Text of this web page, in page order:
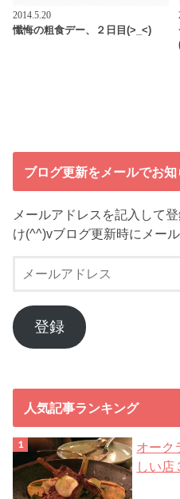
2014.5.20
懺悔の粗食デー、２日目(>_<)
ブログ更新をメールでお
メールアドレスを記入して
け(^^)vブログ更新時にメー
ー
ア
ド
登録
人気記事ランキング
オーク
しい店